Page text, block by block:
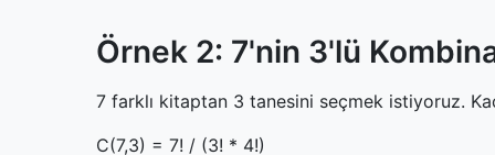
Örnek 2: 7'nin 3'lü
7 farklı kitaptan 3 tanesini seçmek istiyoruz.
C(7,3) = 7! / (3! * 4!)